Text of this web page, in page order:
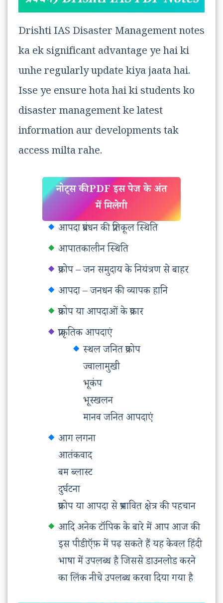
Drishti IAS Disaster Management notes
ka ek significant advantage ye hai ki
unhe regularly update kiya jaata hai.
Isse ye ensure hota hai ki students ko
disaster management ke latest
information aur developments tak
access milta rahe.
नोट्स की PDF इस पेज के अंत
में मिलेगी
आपदा प्रबंधन की प्रतिकूल स्थिति
आपातकालीन स्थिति
प्रकोप – जन समुदाय के नियंत्रण से बाहर
आपदा – जनधन की व्यापक हानि
प्रकोप या आपदाओं के प्रकार
प्राकृतिक आपदाएं
स्थल जनित प्रकोप
ज्वालामुखी
भूकंप
भूस्खलन
मानव जनित आपदाएं
आग लगना
आतंकवाद
बम ब्लास्ट
दुर्घटना
प्रकोप या आपदा से प्रभावित क्षेत्र की पहचान
आदि अनेक टॉपिक के बारे में आप आज की
इस पीडीऍफ़ में पढ़ सकते हैं यह केवल हिंदी
भाषा में उपलब्ध है जिससे डाउनलोड करने
का लिंक नीचे उपलब्ध करवा दिया गया है